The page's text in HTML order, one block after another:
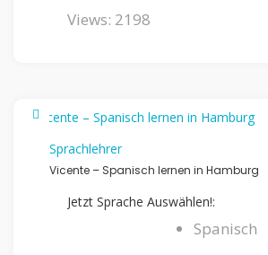
Views: 2198
Sprachlehrer
Vicente – Spanisch lernen in Hamburg
Jetzt Sprache Auswählen!:
Spanisch